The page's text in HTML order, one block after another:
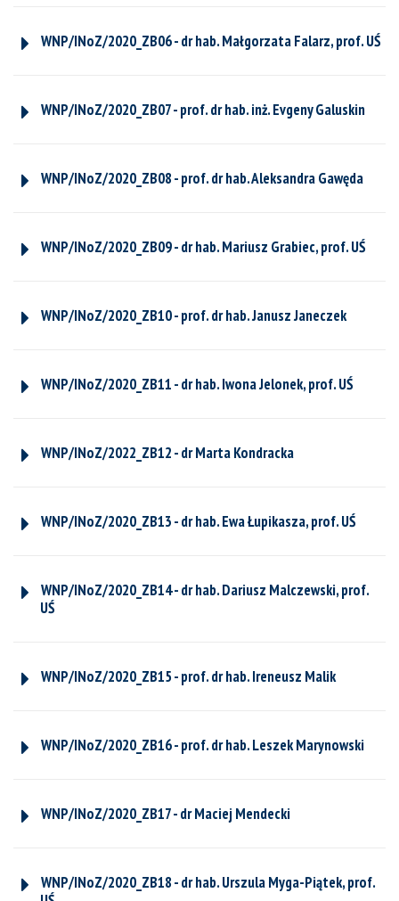
WNP/INoZ/2020_ZB06 - dr hab. Małgorzata Falarz, prof. UŚ
WNP/INoZ/2020_ZB07 - prof. dr hab. inż. Evgeny Galuskin
WNP/INoZ/2020_ZB08 - prof. dr hab. Aleksandra Gawęda
WNP/INoZ/2020_ZB09 - dr hab. Mariusz Grabiec, prof. UŚ
WNP/INoZ/2020_ZB10 - prof. dr hab. Janusz Janeczek
WNP/INoZ/2020_ZB11 - dr hab. Iwona Jelonek, prof. UŚ
WNP/INoZ/2022_ZB12 - dr Marta Kondracka
WNP/INoZ/2020_ZB13 - dr hab. Ewa Łupikasza, prof. UŚ
WNP/INoZ/2020_ZB14 - dr hab. Dariusz Malczewski, prof.
UŚ
WNP/INoZ/2020_ZB15 - prof. dr hab. Ireneusz Malik
WNP/INoZ/2020_ZB16 - prof. dr hab. Leszek Marynowski
WNP/INoZ/2020_ZB17 - dr Maciej Mendecki
WNP/INoZ/2020_ZB18 - dr hab. Urszula Myga-Piątek, prof.